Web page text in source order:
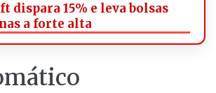
dispara 15% e leva bolsas
a forte alta